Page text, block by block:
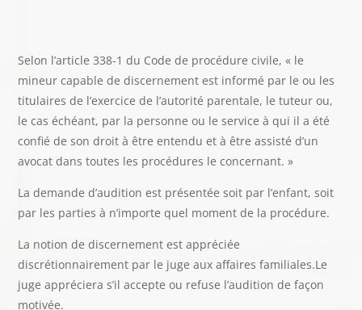
Selon l’article 338-1 du Code de procédure civile, « le
mineur capable de discernement est informé par le ou les
titulaires de l’exercice de l’autorité parentale, le tuteur ou,
le cas échéant, par la personne ou le service à qui il a été
confié de son droit à être entendu et à être assisté d’un
avocat dans toutes les procédures le concernant. »
La demande d’audition est présentée soit par l’enfant, soit
par les parties à n’importe quel moment de la procédure.
La notion de discernement est appréciée
discrétionnairement par le juge aux affaires familiales.Le
juge appréciera s’il accepte ou refuse l’audition de façon
motivée.